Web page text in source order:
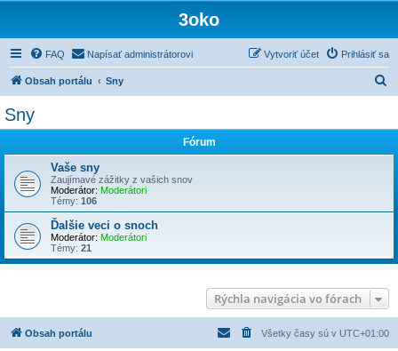
3oko
FAQ Napísať administrátorovi Prihlásiť sa
Vytvoriť účet
Obsah portálu Sny
Sny
Fórum
Vaše sny
Zaujímavé zážitky z vašich snov
Moderátor: Moderátori
Témy: 106
Ďalšie veci o snoch
Moderátor: Moderátori
Témy: 21
Rýchla navigácia vo fórach
Obsah portálu Všetky časy sú v UTC+01:00